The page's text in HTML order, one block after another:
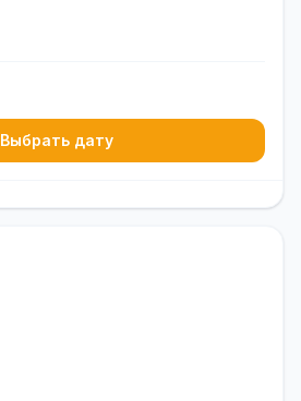
Выбрать дату